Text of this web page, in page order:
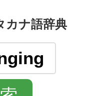
カナ語辞典